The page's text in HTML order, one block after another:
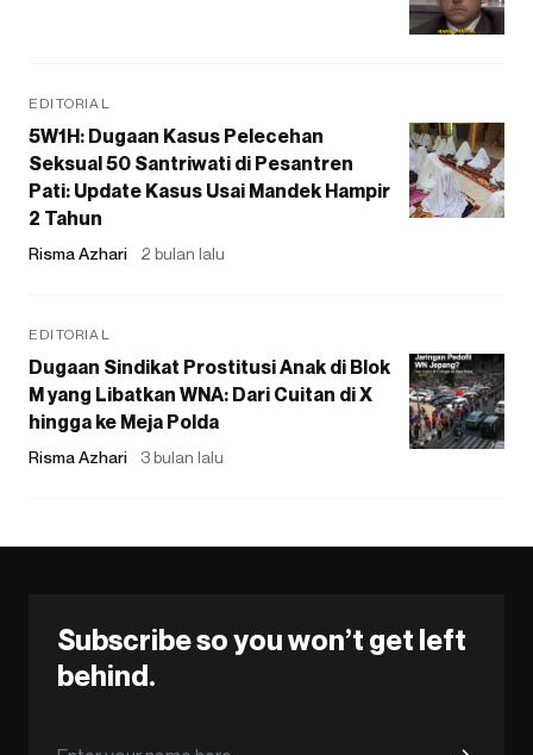
EDITORIAL
5W1H: Dugaan Kasus Pelecehan
Seksual 50 Santriwati di Pesantren
Pati: Update Kasus Usai Mandek Hampir
2 Tahun
Risma Azhari 2 bulan lalu
EDITORIAL
Dugaan Sindikat Prostitusi Anak di Blok
M yang Libatkan WNA: Dari Cuitan di X
hingga ke Meja Polda
Risma Azhari 3 bulan lalu
Subscribe so you won’t get left
behind.